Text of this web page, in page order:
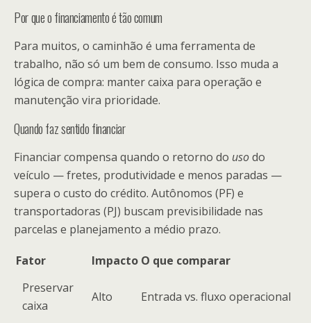
Por que o financiamento é tão comum
Para muitos, o caminhão é uma ferramenta de
trabalho, não só um bem de consumo. Isso muda a
lógica de compra: manter caixa para operação e
manutenção vira prioridade.
Quando faz sentido financiar
Financiar compensa quando o retorno do usodo
veículo — fretes, produtividade e menos paradas —
supera o custo do crédito. Autônomos (PF) e
transportadoras (PJ) buscam previsibilidade nas
parcelas e planejamento a médio prazo.
Fator Impacto O que comparar
Preservar
caixa
Alto Entrada vs. fluxo operacional